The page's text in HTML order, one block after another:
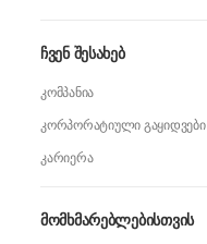
ჩვენ შესახებ
კომპანია
კორპორატიული გაყიდვები
კარიერა
მომხმარებლებისთვის